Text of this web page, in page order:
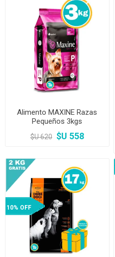
Alimento MAXINE Razas
Pequeños 3kgs
$U 620 $U 558
10% OFF